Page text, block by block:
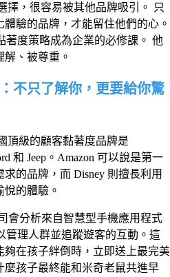
擇，很容易被其他品牌吸引。 只
驗的品牌，才能留住他們的心。
著度策略成為企業的必修課。 他
、被尊重。
不只了解你，更要給你驚
頂級的顧客黏著度品牌是
和 Jeep。Amazon 可以說是第一
的品牌，而 Disney 則擅長利用
的體驗。
會分析來自智慧型手機應用程式
管理人群並追蹤遊客的互動。這
在孩子絆倒時，立即送上最完美
孩子最終能和米奇老鼠共進早